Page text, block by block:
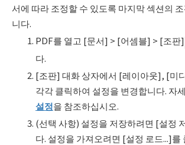
서에 따라 조정할 수 있도록 마지막 섹션의
니다.
PDF를 열고 [문서] > [어셈블] > [조판]
다.
[조판] 대화 상자에서 [레이아웃], [미
각각 클릭하여 설정을 변경합니다. 자
설정을 참조하십시오.
(선택 사항) 설정을 저장하려면 [설정
다. 설정을 가져오려면 [설정 로드...]를